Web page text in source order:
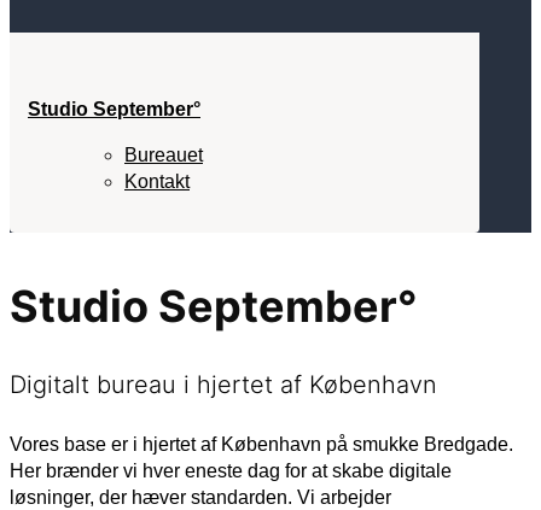
Studio September°
Bureauet
Kontakt
Studio September°
Digitalt bureau i hjertet af København
Vores base er i hjertet af København på smukke Bredgade.
Her brænder vi hver eneste dag for at skabe digitale
løsninger, der hæver standarden. Vi arbejder